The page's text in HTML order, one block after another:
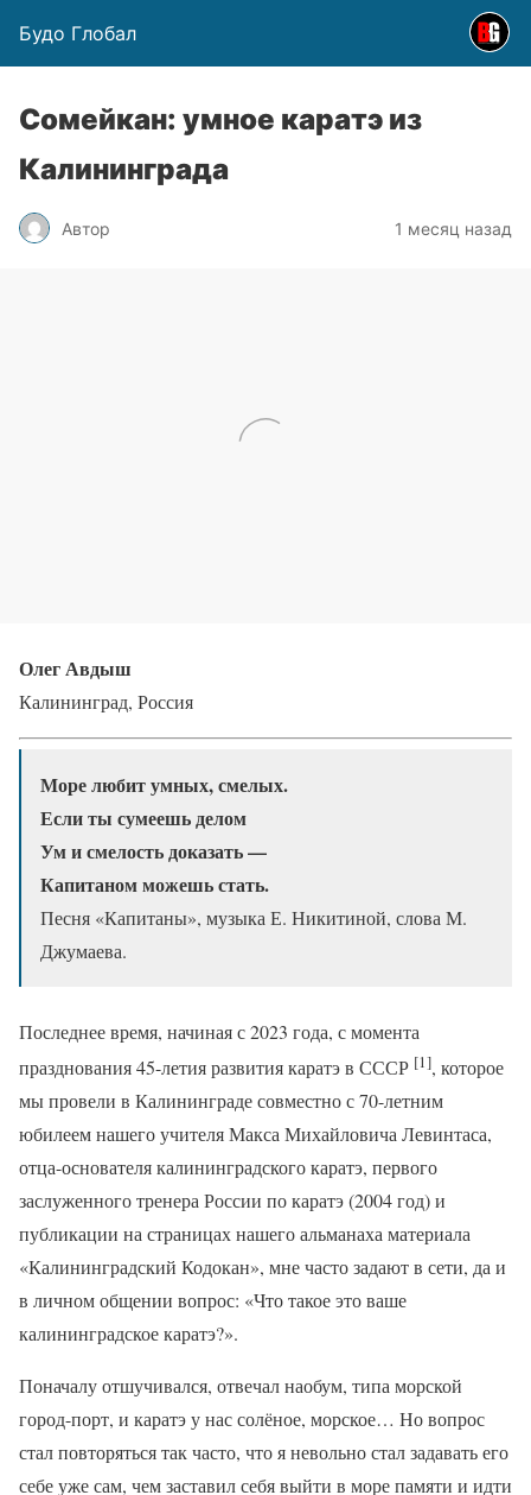
Будо Глобал
Сомейкан: умное каратэ из
Калининграда
Автор 1 месяц назад
Олег Авдыш
Калининград, Россия
Море любит умных, смелых.
Если ты сумеешь делом
Ум и смелость доказать —
Капитаном можешь стать.
Песня «Капитаны», музыка Е. Никитиной, слова М.
Джумаева.
Последнее время, начиная с 2023 года, с момента
празднования 45-летия развития каратэ в СССР [1], которое
мы провели в Калининграде совместно с 70-летним
юбилеем нашего учителя Макса Михайловича Левинтаса,
отца-основателя калининградского каратэ, первого
заслуженного тренера России по каратэ (2004 год) и
публикации на страницах нашего альманаха материала
«Калининградский Кодокан», мне часто задают в сети, да и
в личном общении вопрос: «Что такое это ваше
калининградское каратэ?».
Поначалу отшучивался, отвечал наобум, типа морской
город-порт, и каратэ у нас солёное, морское… Но вопрос
стал повторяться так часто, что я невольно стал задавать его
себе уже сам, чем заставил себя выйти в море памяти и идти